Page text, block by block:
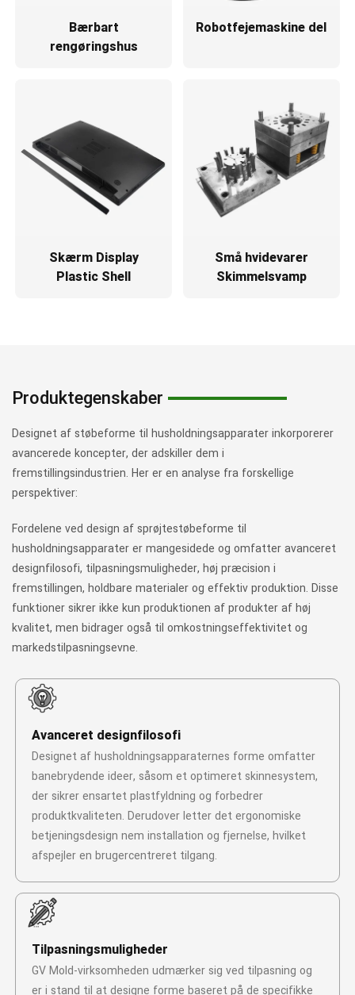
Bærbart
rengøringshus
Robotfejemaskine del
Skærm Display
Plastic Shell
Små hvidevarer
Skimmelsvamp
Produktegenskaber
Designet af støbeforme til husholdningsapparater inkorporerer
avancerede koncepter, der adskiller dem i
fremstillingsindustrien. Her er en analyse fra forskellige
perspektiver:
Fordelene ved design af sprøjtestøbeforme til
husholdningsapparater er mangesidede og omfatter avanceret
designfilosofi, tilpasningsmuligheder, høj præcision i
fremstillingen, holdbare materialer og effektiv produktion. Disse
funktioner sikrer ikke kun produktionen af ​​produkter af høj
kvalitet, men bidrager også til omkostningseffektivitet og
markedstilpasningsevne.
Avanceret designfilosofi
Designet af husholdningsapparaternes forme omfatter
banebrydende ideer, såsom et optimeret skinnesystem,
der sikrer ensartet plastfyldning og forbedrer
produktkvaliteten. Derudover letter det ergonomiske
betjeningsdesign nem installation og fjernelse, hvilket
afspejler en brugercentreret tilgang.
Tilpasningsmuligheder
GV Mold-virksomheden udmærker sig ved tilpasning og
er i stand til at designe forme baseret på de specifikke